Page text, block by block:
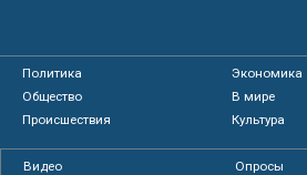
Политика
Экономика
Общество
В мире
Происшествия
Культура
Видео
Опросы